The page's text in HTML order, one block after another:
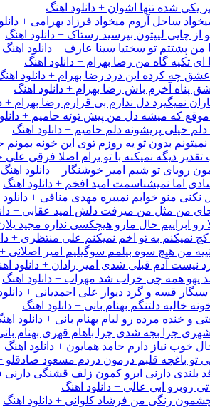
یکی شده تنها اشوان + دانلود اهنگ
ساحل آروم میخواد فرزاد بهرامی +
از چایی لیپتون بپرسید رستاک + دانلود اهنگ
من پشتتم تو سختیا سینا عارف + دانلود اهنگ
ای تکیه گاه من رضا بهرام + دانلود اهنگ
چه کرده این درد رضا بهرام + دانلود
پناه آخرم باش رضا بهرام + دانلود اهنگ
نمیگیرد دل ندارم بی قرارم رضا بهرام +
که میشه دل من پیش توئه حامیم +
خیلی پریشونه دلم حامیم + دانلود اهنگ
بدون تو یه روزم توی این خونه بمونم
دیگه نمیکنه با تو برام اصلا فرقی علی
رویای تو شبم امیر خوشنگار + دانلود اهنگ
اما نمیشناسمت امید افخم + دانلود اهنگ
نکنی منو خوابم نمیبره مهدی منافی +
من مثل من میرفت دلش امید عقابی +
رو ابراییم حال مارو هیچکسی نداره مجید
نمیکنم به تو اخم نمیکنم علی منتظری +
من هیچ سوه بیلمم سوگیلیم امیر اصلانی +
نیست آدم قبلی شدی امیر رادان + دانلود
یهو همه چی خراب شد مهراب + دانلود اهنگ
قسه و گرد دیوار علی احمدیانی +
خالیه دلتنگم بهنام بانی + دانلود اهنگ
و خنده مرده رو لبام بهنام بانی + دانلود
چرا بچه شدی چرا باهام قهری بهنام
خوب نیاز دارم حامد همایون + دانلود اهنگ
باغچه قلبم درمون دردم مسعود صادقلو +
دارنی ابرو کمون زلف قشنگی دارنی
روبرو ابی عالی + دانلود اهنگ
رنگی من فرشاد کلوانی + دانلود اهنگ